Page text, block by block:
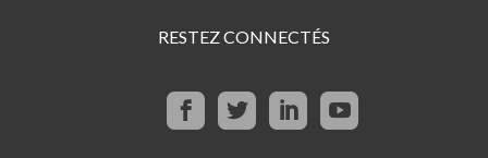
RESTEZ CONNECTÉS